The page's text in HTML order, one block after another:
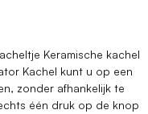
Keramische kachel
Kachel kunt u op een
zonder afhankelijk te
één druk op de knop